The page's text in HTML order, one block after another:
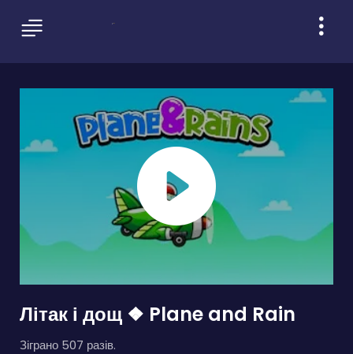
Літак і дощ ❖ Plane and Rain
Зіграно 507 разів.